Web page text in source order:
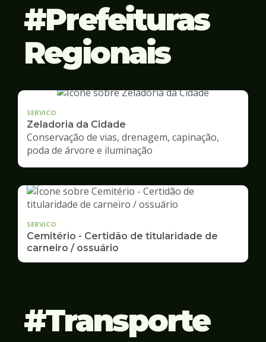
Prefeituras
Regionais
SERVICO
Zeladoria da Cidade
Conservação de vias, drenagem, capinação,
poda de árvore e iluminação
SERVICO
Cemitério - Certidão de titularidade de
carneiro / ossuário
Transporte